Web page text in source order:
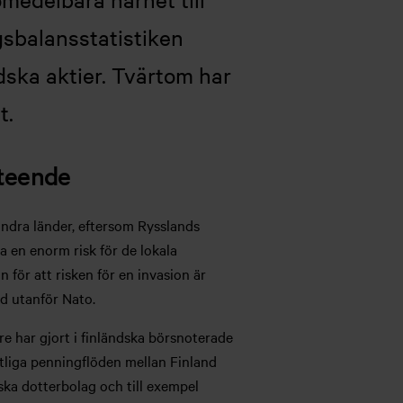
aktier. Tvärtom har
länder, eftersom Rysslands
en enorm risk för de lokala
för att risken för en invasion är
utanför Nato.
har gjort i finländska börsnoterade
penningflöden mellan Finland
dotterbolag och till exempel